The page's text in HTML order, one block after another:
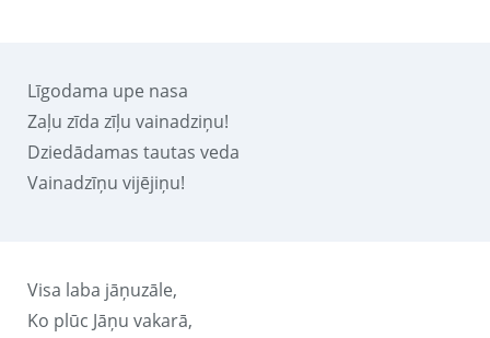
Līgodama upe nasa
Zaļu zīda zīļu vainadziņu!
Dziedādamas tautas veda
Vainadzīņu vijējiņu!
Visa laba jāņuzāle,
Ko plūc Jāņu vakarā,